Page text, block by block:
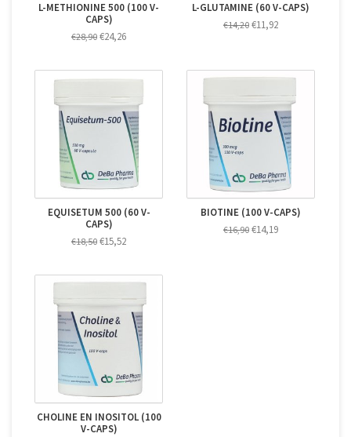
L-METHIONINE 500 (100 V-
CAPS)
€28,90 €24,26
L-GLUTAMINE (60 V-CAPS)
€14,20 €11,92
EQUISETUM 500 (60 V-
CAPS)
€18,50 €15,52
BIOTINE (100 V-CAPS)
€16,90 €14,19
CHOLINE EN INOSITOL (100
V-CAPS)